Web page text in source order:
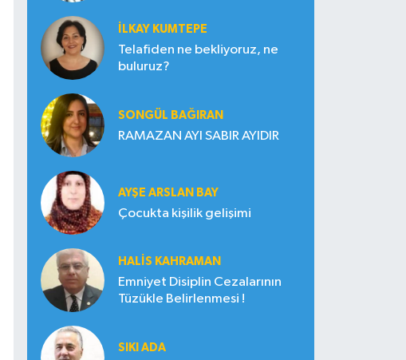
İLKAY KUMTEPE
Telafiden ne bekliyoruz, ne
buluruz?
SONGÜL BAĞIRAN
RAMAZAN AYI SABIR AYIDIR
AYŞE ARSLAN BAY
Çocukta kişilik gelişimi
HALIS KAHRAMAN
Emniyet Disiplin Cezalarının
Tüzükle Belirlenmesi !
SIKI ADA